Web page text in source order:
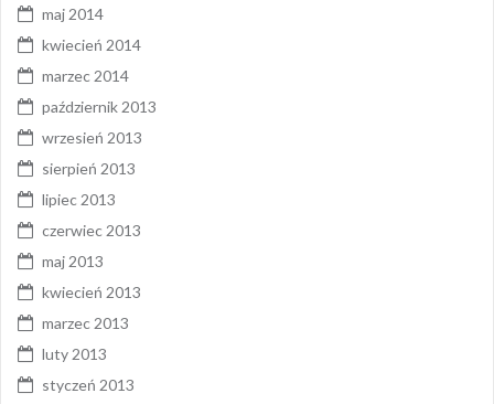
maj 2014
kwiecień 2014
marzec 2014
październik 2013
wrzesień 2013
sierpień 2013
lipiec 2013
czerwiec 2013
maj 2013
kwiecień 2013
marzec 2013
luty 2013
styczeń 2013